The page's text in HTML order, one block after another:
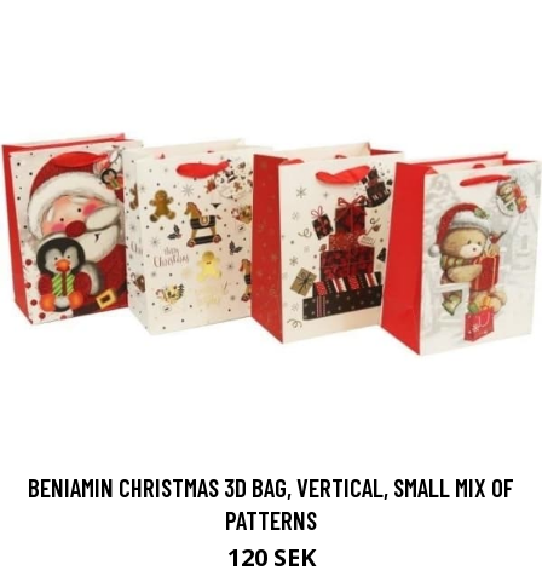
BENIAMIN CHRISTMAS 3D BAG, VERTICAL, SMALL MIX OF
PATTERNS
120 SEK